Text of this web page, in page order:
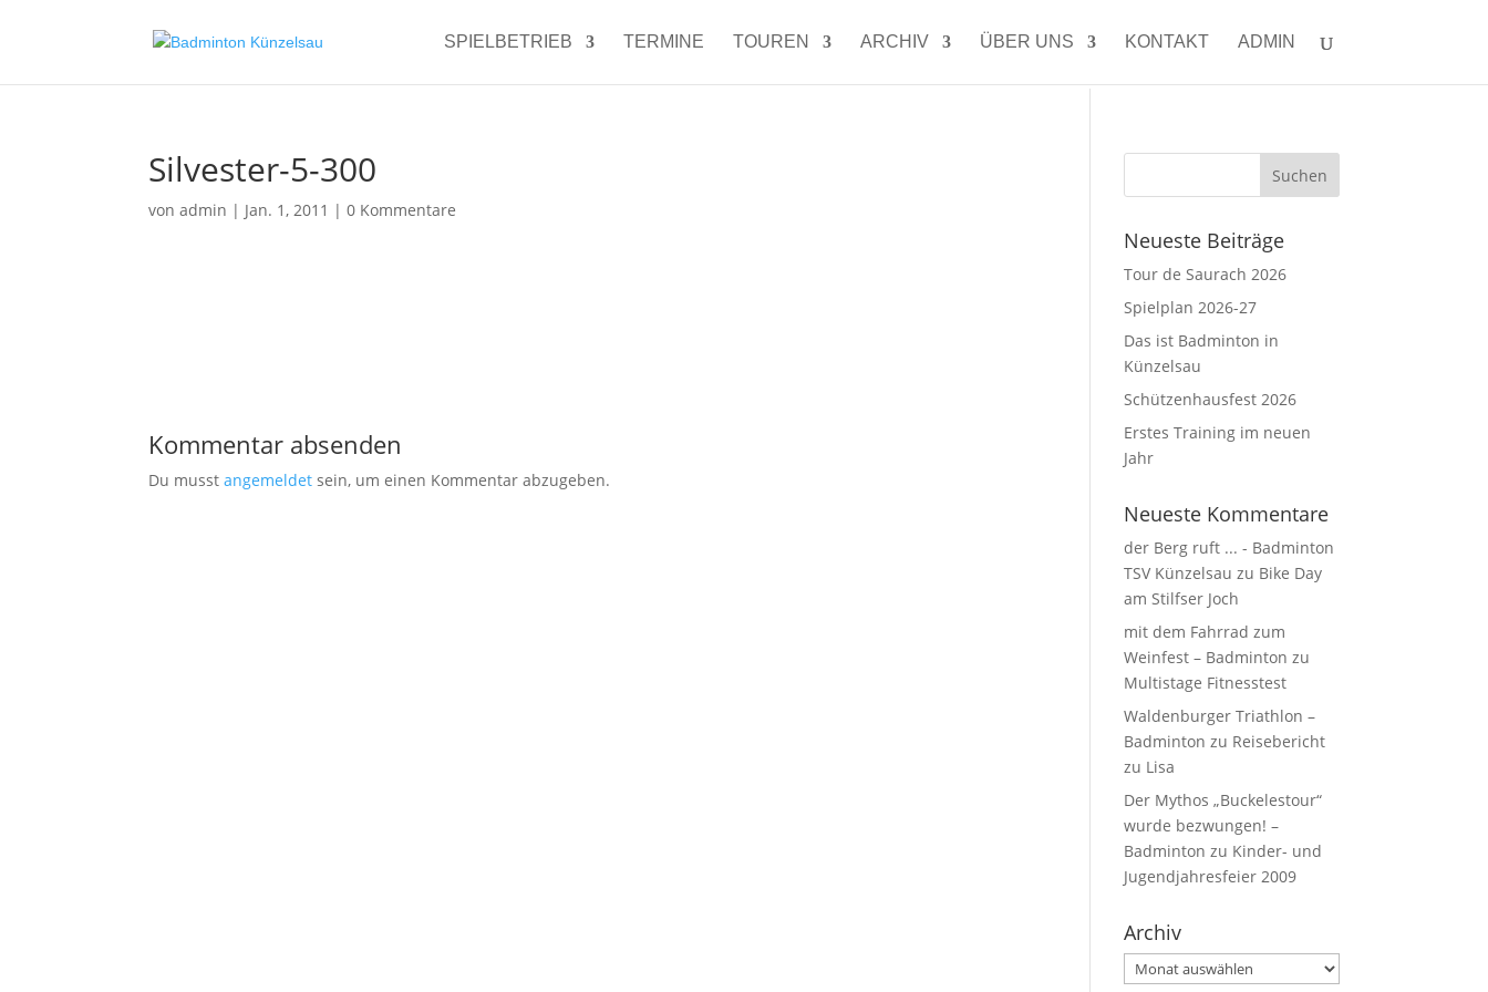
SPIELBETRIEB TERMINE TOUREN ARCHIV ÜBER UNS KONTAKT ADMIN
Silvester-5-300
vonadmin | Jan. 1, 2011 |0 Kommentare
Kommentar absenden
Du musstangemeldet sein, um einen Kommentar abzugeben.
Neueste Beiträge
Tour de Saurach 2026
Spielplan 2026-27
Das ist Badminton in
Künzelsau
Schützenhausfest 2026
Erstes Training im neuen
Jahr
Neueste Kommentare
der Berg ruft ... - Badminton
TSV Künzelsau zu Bike Day
am Stilfser Joch
mit dem Fahrrad zum
Weinfest – Badminton zu
Multistage Fitnesstest
Waldenburger Triathlon –
Badminton zu Reisebericht
zu Lisa
Der Mythos „Buckelestour“
wurde bezwungen! –
Badminton zu Kinder- und
Jugendjahresfeier 2009
Archiv